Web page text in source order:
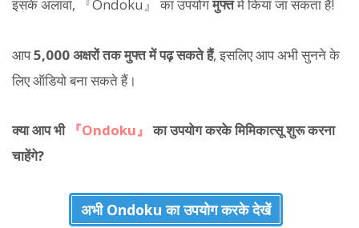
इसके अलावा, 『Ondoku』 का उपयोगमुफ्तमें किया जा सकता है!
आप5,000 अक्षरों तक मुफ्त में पढ़ सकते हैं, इसलिए आप अभी सुनने के
लिए ऑडियो बना सकते हैं।
क्या आप भी 『Ondoku』 का उपयोग करके मिमिकात्सू शुरू करना
चाहेंगे?
अभी Ondoku का उपयोग करके देखें